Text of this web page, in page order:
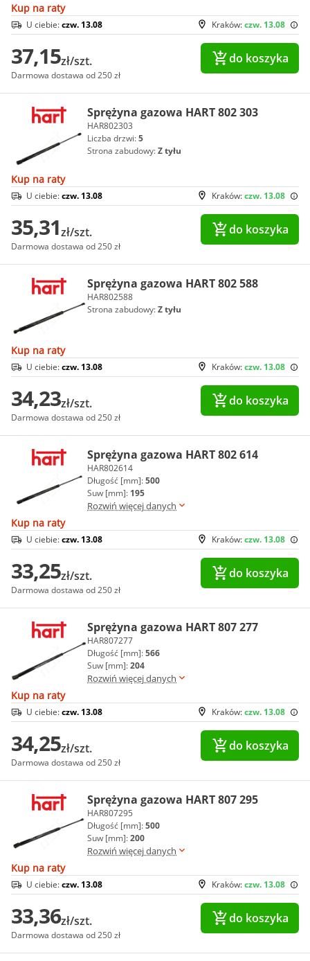
Kup na raty
Kraków:czw. 13.08
U ciebie:czw. 13.08
37,15zł/szt.
Darmowa dostawa od 250 zł
do koszyka
Sprężyna gazowa HART 802 303
HAR802303
Liczba drzwi:5
Strona zabudowy:Z tyłu
Kup na raty
Kraków:czw. 13.08
U ciebie:czw. 13.08
35,31zł/szt.
Darmowa dostawa od 250 zł
do koszyka
Sprężyna gazowa HART 802 588
HAR802588
Strona zabudowy:Z tyłu
Kup na raty
Kraków:czw. 13.08
U ciebie:czw. 13.08
34,23zł/szt.
Darmowa dostawa od 250 zł
do koszyka
Sprężyna gazowa HART 802 614
HAR802614
Długość [mm]:500
Suw [mm]: 195
Rozwiń więcej danych
Kup na raty
Kraków:czw. 13.08
U ciebie:czw. 13.08
33,25zł/szt.
Darmowa dostawa od 250 zł
do koszyka
Sprężyna gazowa HART 807 277
HAR807277
Długość [mm]:566
Suw [mm]:204
Rozwiń więcej danych
Kup na raty
Kraków:czw. 13.08
U ciebie:czw. 13.08
34,25zł/szt.
Darmowa dostawa od 250 zł
do koszyka
Sprężyna gazowa HART 807 295
HAR807295
Długość [mm]:500
Suw [mm]:200
Rozwiń więcej danych
Kup na raty
Kraków:czw. 13.08
U ciebie:czw. 13.08
33,36zł/szt.
Darmowa dostawa od 250 zł
do koszyka